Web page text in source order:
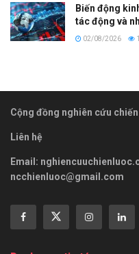
Biến động
tác động và
02/08/2026
Cộng đồng nghiên cứu
Liên hệ
Email:
ncchienluoc@gmail.com